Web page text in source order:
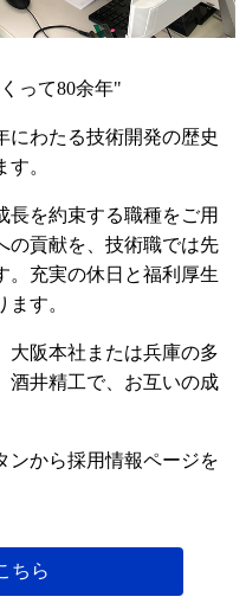
って80余年"
にわたる技術開発の歴史
。
長を約束する職種をご用
の貢献を、技術職では先
。充実の休日と福利厚生
す。
大阪本社または兵庫の多
酒井精工で、お互いの成
ンから採用情報ページを
ちら